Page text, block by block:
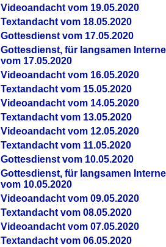
Videoandacht vom 19.05.2020
Textandacht vom 18.05.2020
Gottesdienst vom 17.05.2020
Gottesdienst, für langsamen
vom 17.05.2020
Videoandacht vom 16.05.2020
Textandacht vom 15.05.2020
Videoandacht vom 14.05.2020
Textandacht vom 13.05.2020
Videoandacht vom 12.05.2020
Textandacht vom 11.05.2020
Gottesdienst vom 10.05.2020
Gottesdienst, für langsamen
vom 10.05.2020
Videoandacht vom 09.05.2020
Textandacht vom 08.05.2020
Videoandacht vom 07.05.2020
Textandacht vom 06.05.2020